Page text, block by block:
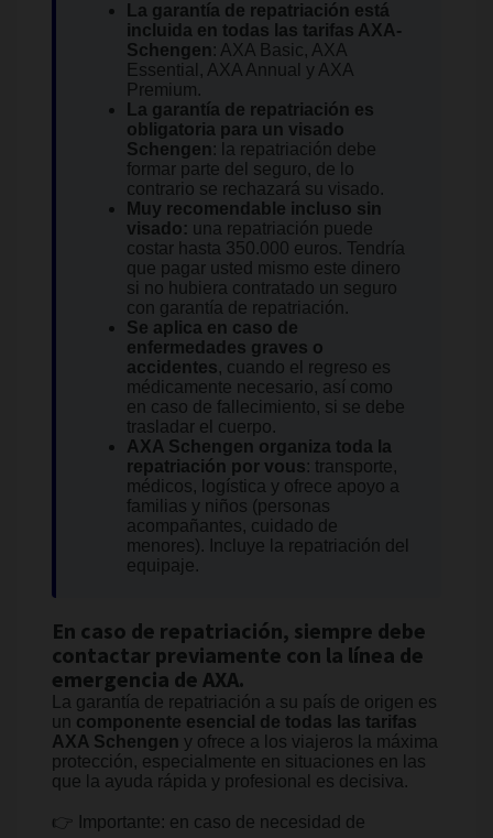
La garantía de repatriación está
incluida en todas las tarifas AXA-
Schengen : AXA Basic, AXA
Essential, AXA Annual y AXA
Premium.
La garantía de repatriación es
obligatoria para un visado
Schengen : la repatriación debe
formar parte del seguro, de lo
contrario se rechazará su visado.
Muy recomendable incluso sin
visado: una repatriación puede
costar hasta 350.000 euros. Tendría
que pagar usted mismo este dinero
si no hubiera contratado un seguro
con garantía de repatriación.
Se aplica en caso de
enfermedades graves o
accidentes, cuando el regreso es
médicamente necesario, así como
en caso de fallecimiento, si se debe
trasladar el cuerpo.
AXA Schengen organiza toda la
repatriación por vous: transporte,
médicos, logística y ofrece apoyo a
familias y niños (personas
acompañantes, cuidado de
menores). Incluye la repatriación del
equipaje.
En caso de repatriación, siempre debe
contactar previamente con la línea de
emergencia de AXA.
La garantía de repatriación a su país de origen es
un componente esencial de todas las tarifas
AXA Schengen y ofrece a los viajeros la máxima
protección, especialmente en situaciones en las
que la ayuda rápida y profesional es decisiva.
👉 Importante: en caso de necesidad de